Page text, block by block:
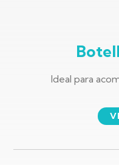
Ideal para